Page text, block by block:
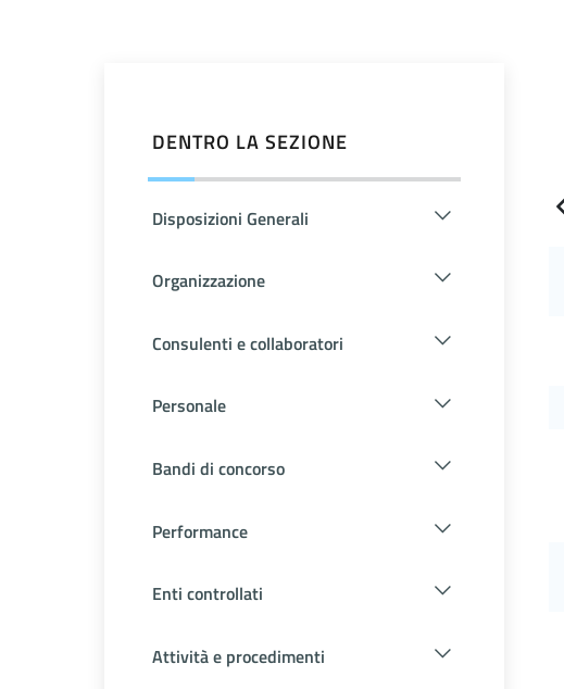
DENTRO LA SEZIONE
Disposizioni Generali
Organizzazione
Consulenti e collaboratori
Personale
Bandi di concorso
Performance
Enti controllati
Attività e procedimenti